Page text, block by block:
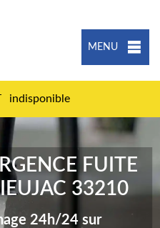
MENU
indisponible
FUITE
33210
24h/24 sur